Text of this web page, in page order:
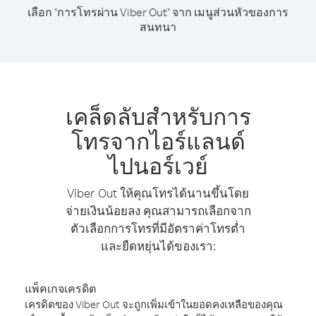
เลือก "การโทรผ่าน Viber Out" จาก เมนูส่วนหัวของการ
สนทนา
เคล็ดลับสำหรับการ
โทรจากไอร์แลนด์
ไปนอร์เวย์
Viber Out ให้คุณโทรได้นานขึ้นโดย
จ่ายเงินน้อยลง คุณสามารถเลือกจาก
ตัวเลือกการโทรที่มีอัตราค่าโทรต่ำ
และยืดหยุ่นได้ของเรา:
แพ็คเกจเครดิต
เครดิตของ Viber Out จะถูกเพิ่มเข้าในยอดคงเหลือของคุณ